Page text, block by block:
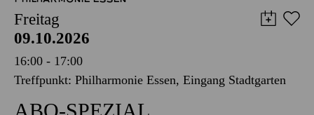
PHILHARMONIE ESSEN
Freitag
09.10.2026
16:00 - 17:00